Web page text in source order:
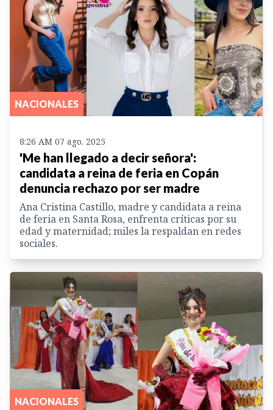
NACIONALES
8:26 AM 07 ago. 2025
'Me han llegado a decir señora':
candidata a reina de feria en Copán
denuncia rechazo por ser madre
Ana Cristina Castillo, madre y candidata a reina
de feria en Santa Rosa, enfrenta críticas por su
edad y maternidad; miles la respaldan en redes
sociales.
NACIONALES